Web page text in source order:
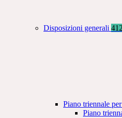
Disposizioni generali 412
Piano triennale
Piano